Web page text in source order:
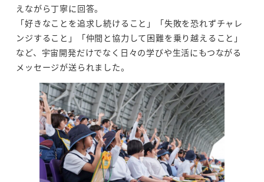
えながら丁寧に回答。
「好きなことを追求し続けること」「失敗を恐れずチャレ
ンジすること」「仲間と協力して困難を乗り越えること」
など、宇宙開発だけでなく日々の学びや生活にもつながる
メッセージが送られました。